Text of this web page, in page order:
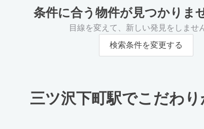
条件に合う物件が見つかりま
目線を変えて、新しい発見をしませ
検索条件を変更する
三ツ沢下町駅でこだわ